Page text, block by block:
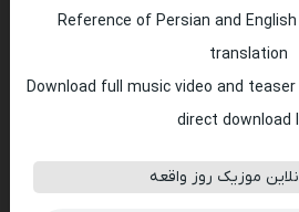
Reference of Persian and
translation
Download full music video and
direct download
موزیک روز واقعه